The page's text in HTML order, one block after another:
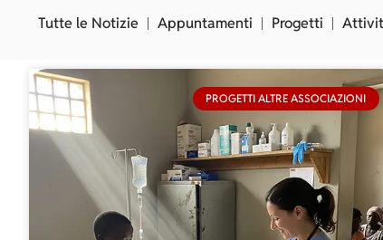
Tutte le Notizie Appuntamenti Progetti
PROGETTI ALTRE ASSOCIAZIONI